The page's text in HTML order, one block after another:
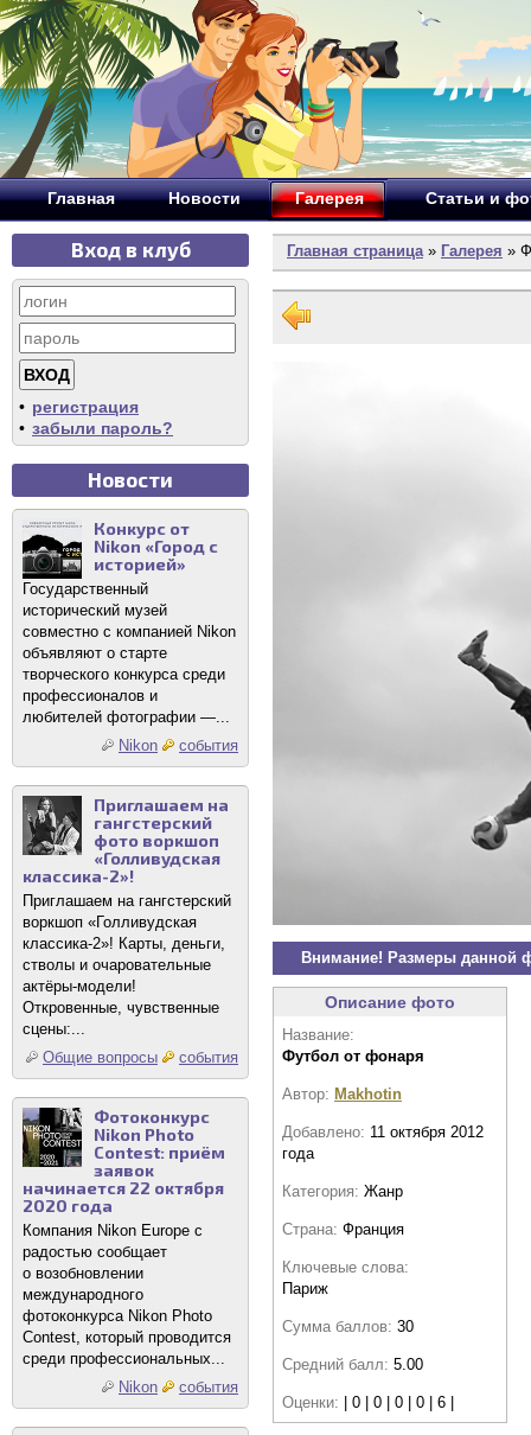
Главная Новости Галерея Статьи и
Вход в клуб
• регистрация
• забыли пароль?
Новости
Конкурс от
Nikon «Город с
историей»
Государственный
исторический музей
совместно с компанией Nikon
объявляют о старте
творческого конкурса среди
профессионалов и
любителей фотографии —...
Nikon
события
Приглашаем на
гангстерский
фото воркшоп
«Голливудская
классика-2»!
Приглашаем на гангстерский
воркшоп «Голливудская
классика-2»! Карты, деньги,
стволы и очаровательные
актёры-модели!
Откровенные, чувственные
сцены:...
Общие вопросы
события
Фотоконкурс
Nikon Photo
Contest: приём
заявок
начинается 22 октября
2020 года
Компания Nikon Europe с
радостью сообщает
о возобновлении
международного
фотоконкурса Nikon Photo
Contest, который проводится
среди профессиональных...
Nikon
события
Главная страница» Галерея »
Внимание! Размеры данной
Описание фото
Название:
Футбол от фонаря
Автор: Makhotin
Добавлено: 11 октября 2012
года
Категория: Жанр
Страна: Франция
Ключевые слова:
Париж
Сумма баллов: 30
Средний балл: 5.00
Оценки: | 0 | 0 | 0 | 0 | 6 |